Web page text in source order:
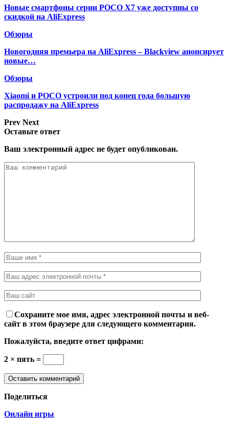
Новые смартфоны серии POCO X7 уже доступны со
скидкой на AliExpress
Обзоры
Новогодняя премьера на AliExpress – Blackview анонсирует
новые…
Обзоры
Xiaomi и POCO устроили под конец года большую
распродажу на AliExpress
Prev Next
Оставьте ответ
Ваш электронный адрес не будет опубликован.
Сохраните мое имя, адрес электронной почты и веб-
сайт в этом браузере для следующего комментария.
Пожалуйста, введите ответ цифрами:
2 × пять =
Поделиться
Онлайн игры